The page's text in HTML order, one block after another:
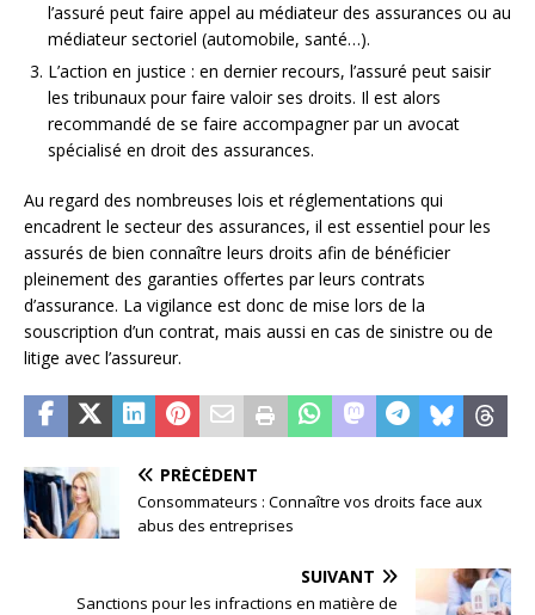
l’assuré peut faire appel au médiateur des assurances ou au
médiateur sectoriel (automobile, santé…).
L’action en justice : en dernier recours, l’assuré peut saisir
les tribunaux pour faire valoir ses droits. Il est alors
recommandé de se faire accompagner par un avocat
spécialisé en droit des assurances.
Au regard des nombreuses lois et réglementations qui
encadrent le secteur des assurances, il est essentiel pour les
assurés de bien connaître leurs droits afin de bénéficier
pleinement des garanties offertes par leurs contrats
d’assurance. La vigilance est donc de mise lors de la
souscription d’un contrat, mais aussi en cas de sinistre ou de
litige avec l’assureur.
PRÉCÉDENT
Consommateurs : Connaître vos droits face aux
abus des entreprises
SUIVANT
Sanctions pour les infractions en matière de